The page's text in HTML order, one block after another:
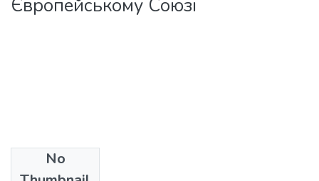
Європейському Союзі
No